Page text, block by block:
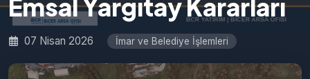
Emsal Yargıtay Kararları
07 Nisan 2026 İmar ve Belediye İşlemleri